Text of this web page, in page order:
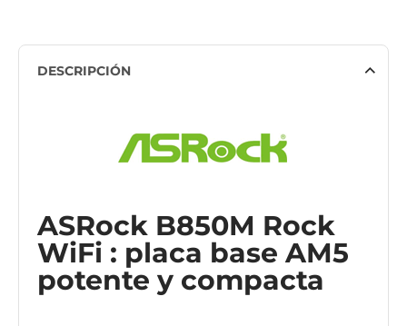
DESCRIPCIÓN
ASRock B850M Rock
WiFi : placa base AM5
potente y compacta